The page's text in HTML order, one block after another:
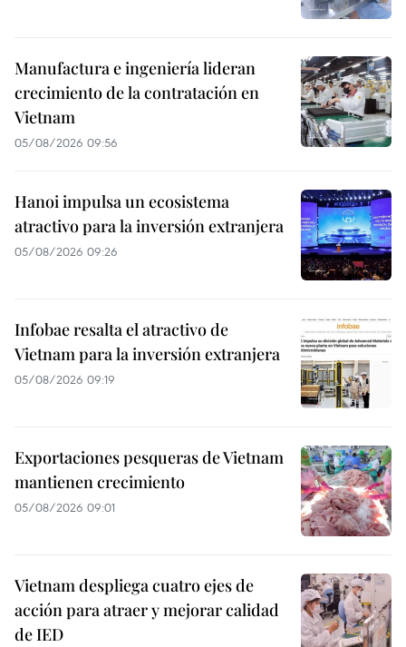
Manufactura e ingeniería lideran
crecimiento de la contratación en
Vietnam
05/08/2026 09:56
Hanoi impulsa un ecosistema
atractivo para la inversión extranjera
05/08/2026 09:26
Infobae resalta el atractivo de
Vietnam para la inversión extranjera
05/08/2026 09:19
Exportaciones pesqueras de Vietnam
mantienen crecimiento
05/08/2026 09:01
Vietnam despliega cuatro ejes de
acción para atraer y mejorar calidad
de IED